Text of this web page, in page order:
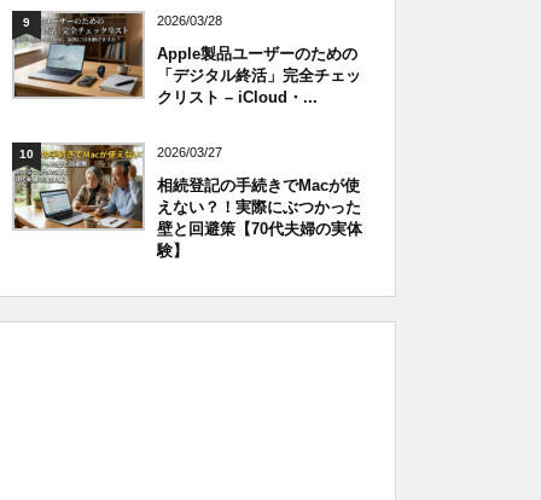
9 2026/03/28
Apple製品ユーザーのための
「デジタル終活」完全チェッ
クリスト – iCloud・...
10 2026/03/27
相続登記の手続きでMacが使
えない？！実際にぶつかった
壁と回避策【70代夫婦の実体
験】